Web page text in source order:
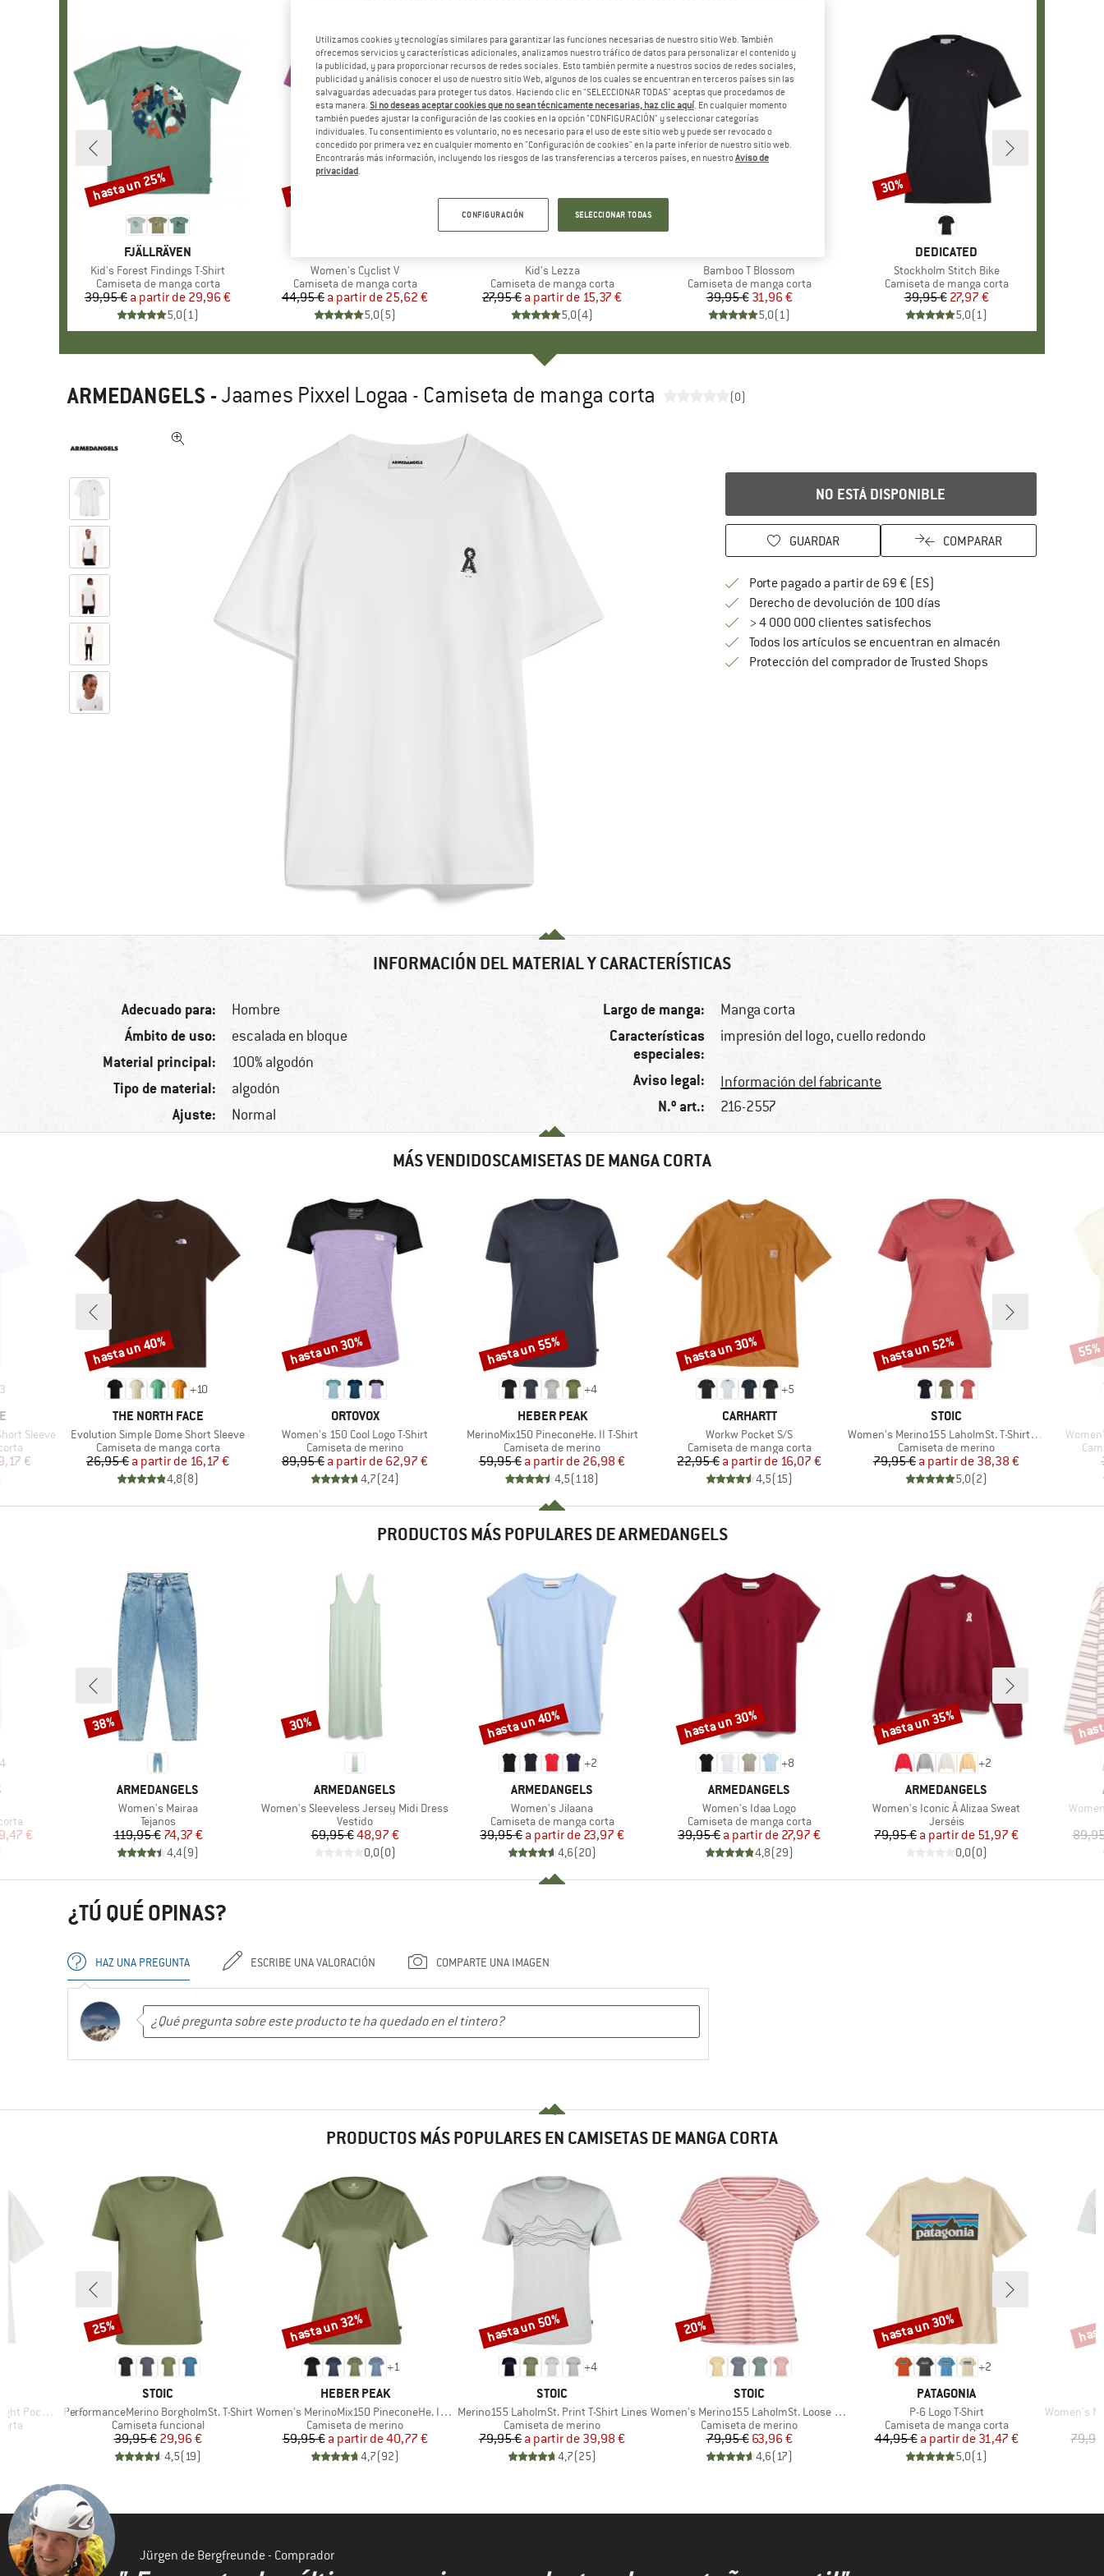
MARCA
FJÄLLRÄVEN
Artículo
Kid's Forest Findings T-Shirt
Product group
Camiseta de manga corta
Precio
39,95 € Precio reducido
a partir de 29,96 €
5,0(1)
Descuento
hasta un 25%
Artículo
Women's Cyclist V
Product group
Camiseta de manga corta
Precio
44,95 € Precio reducido
a partir de 25,62 €
5,0(5)
Descuento
hasta un 43%
Artículo
Kid's Lezza
Product group
Camiseta de manga corta
Precio
27,95 € Precio reducido
a partir de 15,37 €
5,0(4)
Artículo
Bamboo T Blossom
Product group
Camiseta de manga corta
Precio
39,95 €Precio reducido
31,96 €
5,0(1)
MARCA
DEDICATED
Artículo
Stockholm Stitch Bike
Product group
Camiseta de manga corta
Precio
39,95 €Precio reducido
27,97 €
5,0(1)
Descuento
30%
ARMEDANGELS -Jaames Pixxel Logaa - Camiseta de manga corta (0)
NO ESTÁ DISPONIBLE
GUARDAR COMPARAR
Porte pagado a partir de 69 € (ES)
Derecho de devolución de 100 díasvaya a la política de
> 4 000 000 clientes satisfechos
Todos los artículos se encuentran en almacén
Protección del comprador de Trusted Shops¡toda la información
INFORMACIÓN DEL MATERIAL Y CARACTERÍSTICAS
Adecuado para: Hombre
Ámbito de uso: escalada en bloque
Material principal: 100% algodón
Tipo de material: algodón
Ajuste: Normal
Largo de manga: Manga corta
Características
especiales:
impresión del logo, cuello redondo
Aviso legal: Información del fabricante
N.º art.: 216-2557
MÁS VENDIDOSCAMISETAS DE MANGA CORTA
3
Sleeve
€
+10
MARCA
THE NORTH FACE
Artículo
Evolution Simple Dome Short Sleeve
Product group
Camiseta de manga corta
Precio
26,95 € Precio reducido
a partir de 16,17 €
4,8(8)
Descuento
hasta un 40%
MARCA
ORTOVOX
Artículo
Women's 150 Cool Logo T-Shirt
Product group
Camiseta de merino
Precio
89,95 € Precio reducido
a partir de 62,97 €
4,7(24)
Descuento
hasta un 30%
+4
MARCA
HEBER PEAK
Artículo
MerinoMix150 PineconeHe. II T-Shirt
Product group
Camiseta de merino
Precio
59,95 € Precio reducido
a partir de 26,98 €
4,5(118)
Descuento
hasta un 55%
+5
MARCA
CARHARTT
Artículo
Workw Pocket S/S
Product group
Camiseta de manga corta
Precio
22,95 € Precio reducido
a partir de 16,07 €
4,5(15)
Descuento
hasta un 30%
MARCA
STOIC
Artículo
Women's Merino155 LaholmSt. T-Shirt Daisy Flower
Product group
Camiseta de merino
Precio
79,95 € Precio reducido
a partir de 38,38 €
5,0(2)
Descuento
hasta un 52%
Artículo
55%
PRODUCTOS MÁS POPULARES DE ARMEDANGELS
4
€
MARCA
ARMEDANGELS
Artículo
Women's Mairaa
Product group
Tejanos
Precio
119,95 €Precio reducido
74,37 €
4,4(9)
Descuento
38%
MARCA
ARMEDANGELS
Artículo
Women's Sleeveless Jersey Midi Dress
Product group
Vestido
Precio
69,95 €Precio reducido
48,97 €
0,0(0)
Descuento
30%
+2
MARCA
ARMEDANGELS
Artículo
Women's Jilaana
Product group
Camiseta de manga corta
Precio
39,95 € Precio reducido
a partir de 23,97 €
4,6(20)
Descuento
hasta un 40%
+8
MARCA
ARMEDANGELS
Artículo
Women's Idaa Logo
Product group
Camiseta de manga corta
Precio
39,95 € Precio reducido
a partir de 27,97 €
4,8(29)
Descuento
hasta un 30%
+2
MARCA
ARMEDANGELS
Artículo
Women's Iconic Å Alizaa Sweat
Product group
Jerséis
Precio
79,95 € Precio reducido
a partir de 51,97 €
0,0(0)
Descuento
hasta un 35%
Artículo
¿TÚ QUÉ OPINAS?
HAZ UNA PREGUNTA ESCRIBE UNA VALORACIÓN COMPARTE UNA IMAGEN
PRODUCTOS MÁS POPULARES EN CAMISETAS DE MANGA CORTA
Tee
MARCA
STOIC
Artículo
PerformanceMerino BorgholmSt. T-Shirt
Product group
Camiseta funcional
Precio
39,95 €Precio reducido
29,96 €
4,5(19)
Descuento
25%
+1
MARCA
HEBER PEAK
Artículo
Women's MerinoMix150 PineconeHe. II T-Shirt
Product group
Camiseta de merino
Precio
59,95 € Precio reducido
a partir de40,77 €
4,7(92)
Descuento
hasta un 32%
+4
MARCA
STOIC
Artículo
Merino155 LaholmSt. Print T-Shirt Lines
Product group
Camiseta de merino
Precio
79,95 € Precio reducido
a partir de 39,98 €
4,7(25)
Descuento
hasta un 50%
MARCA
STOIC
Artículo
Women's Merino155 LaholmSt. Loose Shirt Striped
Product group
Camiseta de merino
Precio
79,95 €Precio reducido
63,96 €
4,6(17)
Descuento
20%
+2
MARCA
PATAGONIA
Artículo
P-6 Logo T-Shirt
Product group
Camiseta de manga corta
Precio
44,95 € Precio reducido
a partir de 31,47 €
5,0(1)
Descuento
hasta un 30%
Artículo
Women's
Jürgen de Bergfreunde - Comprador
Utilizamos cookies y tecnologías similares para garantizar las funciones necesarias de nuestro sitio Web. También
ofrecemos servicios y características adicionales, analizamos nuestro tráfico de datos para personalizar el contenido y
la publicidad, y para proporcionar recursos de redes sociales. Esto también permite a nuestros socios de redes sociales,
publicidad y análisis conocer el uso de nuestro sitio Web, algunos de los cuales se encuentran en terceros países sin las
salvaguardas adecuadas para proteger tus datos. Haciendo clic en "SELECCIONAR TODAS" aceptas que procedamos de
esta manera. Si no deseas aceptar cookies que no sean técnicamente necesarias, haz clic aquí. En cualquier momento
también puedes ajustar la configuración de las cookies en la opción "CONFIGURACIÓN" y seleccionar categorías
individuales. Tu consentimiento es voluntario, no es necesario para el uso de este sitio web y puede ser revocado o
concedido por primera vez en cualquier momento en "Configuración de cookies" en la parte inferior de nuestro sitio web.
Encontrarás más información, incluyendo los riesgos de las transferencias a terceros países, en nuestroAviso de
privacidad.
CONFIGURACIÓN SELECCIONAR TODAS